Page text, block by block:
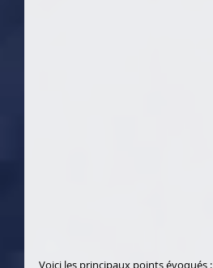
Voici les principaux points évoqués :